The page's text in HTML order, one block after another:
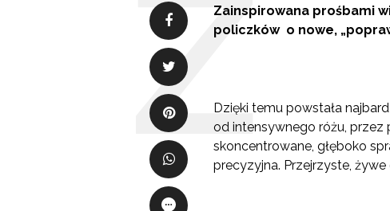
Zainspirowana prośbami
policzków o nowe,
Dzięki temu powstała
od intensywnego różu, przez
skoncentrowane, głęboko
precyzyjna. Przejrzyste,